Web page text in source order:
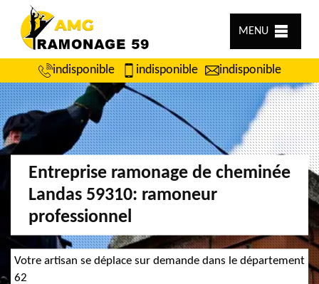
MENU
indisponible indisponible indisponible
Entreprise ramonage de cheminée
Landas 59310: ramoneur
professionnel
Votre artisan se déplace sur demande dans le département
62